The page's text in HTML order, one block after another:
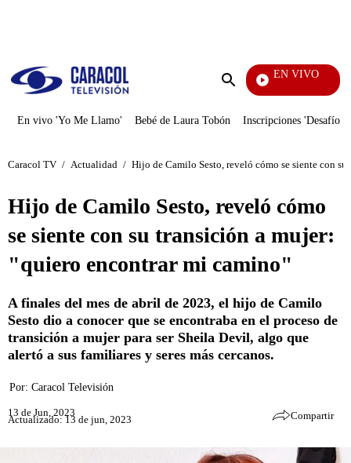
Enviar
EN VIVO
La
En vivo 'Yo Me Llamo' Bebé de Laura Tobón Inscripciones 'Desafío'
Caracol TV / Actualidad / Hijo de Camilo Sesto, reveló cómo se siente con
Hijo de Camilo Sesto, reveló cómo
se siente con su transición a mujer:
"quiero encontrar mi camino"
A finales del mes de abril de 2023, el hijo de Camilo
Sesto dio a conocer que se encontraba en el proceso de
transición a mujer para ser Sheila Devil, algo que
alertó a sus familiares y seres más cercanos.
Por: Caracol Televisión
13 de Jun, 2023
Actualizado: 13 de jun, 2023 Compartir